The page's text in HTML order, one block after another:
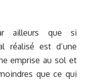
ailleurs que si
réalisé est d’une
emprise au sol et
que ce qui